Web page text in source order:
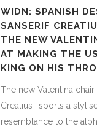
WIDN: SPANISH
SANSERIF
THE NEW
AT MAKING THE
KING ON HIS
The new Valentina
Creatius- sports a
resemblance to the